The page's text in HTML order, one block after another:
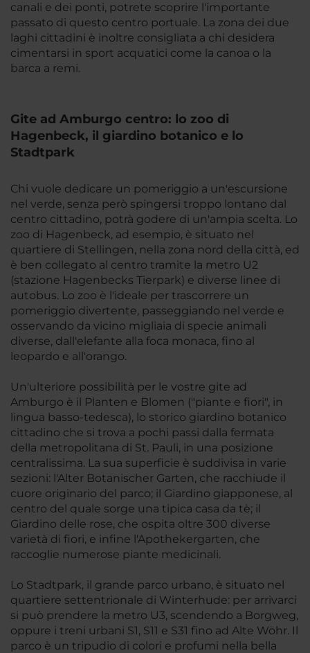
canali e dei ponti, potrete scoprire l'importante
passato di questo centro portuale. La zona dei due
laghi cittadini è inoltre consigliata a chi desidera
cimentarsi in sport acquatici come la canoa o la
barca a remi.
Gite ad Amburgo centro: lo zoo di
Hagenbeck, il giardino botanico e lo
Stadtpark
Chi vuole dedicare un pomeriggio a un'escursione
nel verde, senza però spingersi troppo lontano dal
centro cittadino, potrà godere di un'ampia scelta. Lo
zoo di Hagenbeck, ad esempio, è situato nel
quartiere di Stellingen, nella zona nord della città, ed
è ben collegato al centro tramite la metro U2
(stazione Hagenbecks Tierpark) e diverse linee di
autobus. Lo zoo è l'ideale per trascorrere un
pomeriggio divertente, passeggiando nel verde e
osservando da vicino migliaia di specie animali
diverse, dall'elefante alla foca monaca, fino al
leopardo e all'orango.
Un'ulteriore possibilità per le vostre gite ad
Amburgo è il Planten e Blomen ("piante e fiori", in
lingua basso-tedesca), lo storico giardino botanico
cittadino che si trova a pochi passi dalla fermata
della metropolitana di St. Pauli, in una posizione
centralissima. La sua superficie è suddivisa in varie
sezioni: l'Alter Botanischer Garten, che racchiude il
cuore originario del parco; il Giardino giapponese, al
centro del quale sorge una tipica casa da tè; il
Giardino delle rose, che ospita oltre 300 diverse
varietà di fiori, e infine l'Apothekergarten, che
raccoglie numerose piante medicinali.
Lo Stadtpark, il grande parco urbano, è situato nel
quartiere settentrionale di Winterhude: per arrivarci
si può prendere la metro U3, scendendo a Borgweg,
oppure i treni urbani S1, S11 e S31 fino ad Alte Wöhr. Il
parco è un tripudio di colori e profumi nella bella